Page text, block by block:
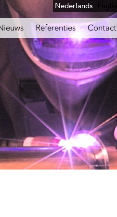
Nederlands English
Referenties Contact